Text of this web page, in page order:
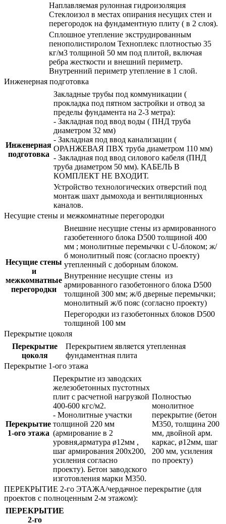
Наплавляемая рулонная гидроизоляция
Стеклоизол в местах опирания несущих стен и
перегородок на фундаментную плиту ( в 2 слоя).
Сплошное утепление экструдированным
пенополистиролом Техноплекс плотностью 35
кг/м3 толщиной 50 мм под плитой, включая
ребра жесткости и внешний периметр.
Внутренний периметр утепление в 1 слой.
Инженерная подготовка
Инженерная
подготовка
Закладные трубы под коммуникации (
прокладка под пятном застройки и отвод за
пределы фундамента на 2-3 метра):
- Закладная под ввод воды ( ПНД труба
диаметром 32 мм)
- Закладная под ввод канализации (
ОРАНЖЕВАЯ ПВХ труба диаметром 110 мм)
- Закладная под ввод силового кабеля (ПНД
труба диаметром 50 мм). КАБЕЛЬ В
КОМПЛЕКТ НЕ ВХОДИТ.
Устройство технологических отверстий под
монтаж шахт дымохода и вентиляционных
каналов.
Несущие стены и межкомнатные перегородки
Несущие стены
и
межкомнатные
перегородки
Внешние несущие стены из армированного
газобетенного блока D500 толщиной 400
мм ; монолитные перемычки с U-блоком; ж/
б монолитный пояс (согласно проекту)
утепленный с доборным блоком.
Внутренние несущие стены из
армированного газобетонного блока D500
толщиной 300 мм; ж/б дверные перемычки;
монолитный ж/б пояс (согласно проекту)
Перегородки из газобетонных блоков D500
толщиной 100 мм
Перекрытие цоколя
Перекрытие
цоколя
Перекрытием является утепленная
фундаментная плита
Перекрытие 1-ого этажа
Перекрытие
1-ого этажа
Перекрытие из заводских
железобетонных пустотных
плит с расчетной нагрузкой
400-600 кгс/м2.
- Монолитные участки
толщиной 220 мм
(армирование в 2
уровня,арматура ø12мм ,
шаг армирования 200х200,
усиления согласно
проекту). Бетон заводского
изготовления марки М350.
Полностью
монолитное
перекрытие (бетон
М350, толщина 200
мм, двойной арм.
каркас, ø12мм, шаг
200 мм, усиления
по проекту)
ПЕРЕКРЫТИЕ 2-го ЭТАЖА/чердачное перекрытие (для
проектов с полноценным 2-м этажом):
ПЕРЕКРЫТИЕ
2-го